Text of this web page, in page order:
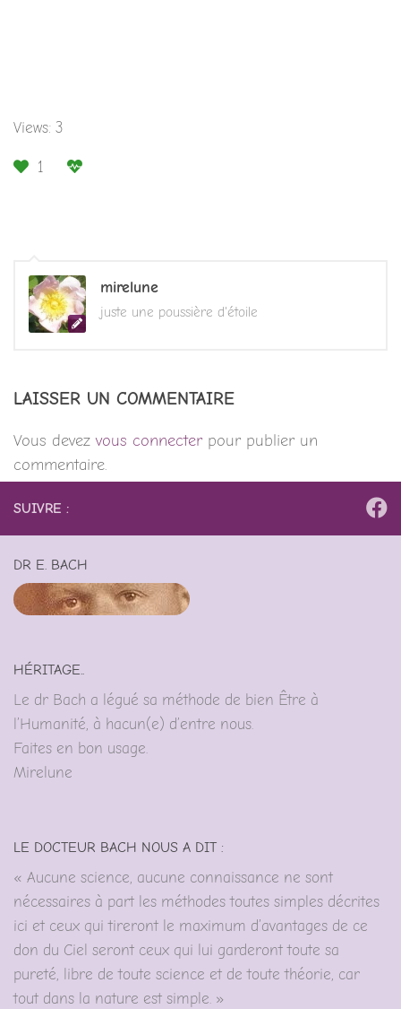
Views: 3
1
mirelune
juste une poussière d'étoile
LAISSER UN COMMENTAIRE
Vous devezvous connecter pour publier un
commentaire.
SUIVRE :
DR E. BACH
HÉRITAGE..
Le dr Bach a légué sa méthode de bien Être à
l’Humanité, à hacun(e) d’entre nous.
Faites en bon usage.
Mirelune
LE DOCTEUR BACH NOUS A DIT :
« Aucune science, aucune connaissance ne sont
nécessaires à part les méthodes toutes simples décrites
ici et ceux qui tireront le maximum d’avantages de ce
don du Ciel seront ceux qui lui garderont toute sa
pureté, libre de toute science et de toute théorie, car
tout dans la nature est simple. »